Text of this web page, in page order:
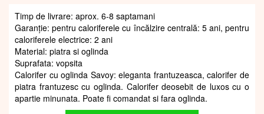
Timp de livrare: aprox. 6-8 saptamani
Garanție: pentru caloriferele cu încălzire centrală: 5 ani, pentru
caloriferele electrice: 2 ani
Material: piatra si oglinda
Suprafata: vopsita
Calorifer cu oglinda Savoy: eleganta frantuzeasca, calorifer de
piatra frantuzesc cu oglinda. Calorifer deosebit de luxos cu o
apartie minunata. Poate fi comandat si fara oglinda.